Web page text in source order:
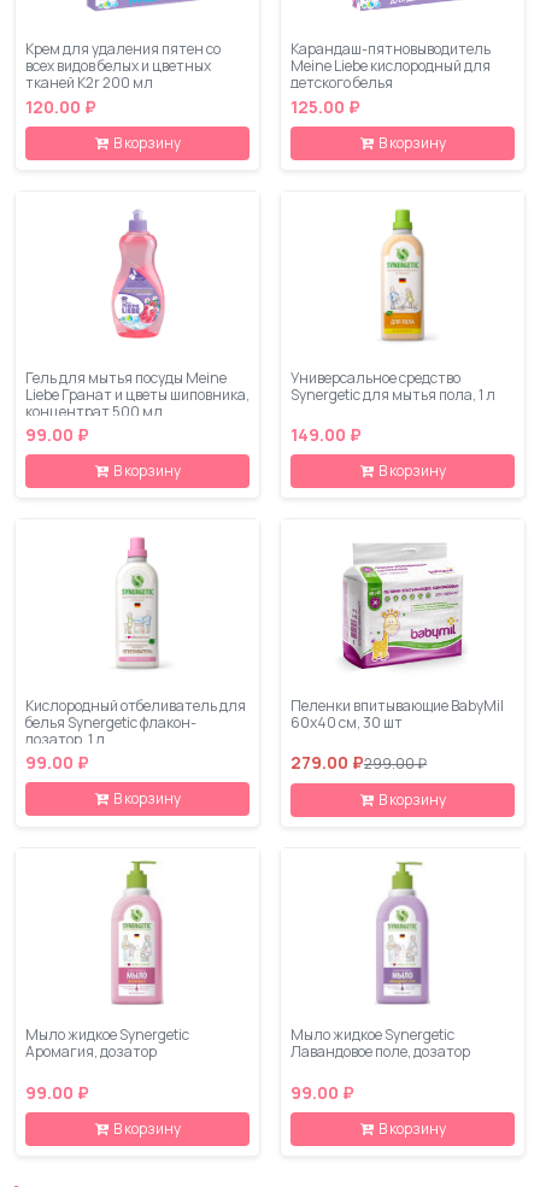
Крем для удаления пятен со
всех видов белых и цветных
тканей К2r 200 мл
120.00 ₽
В корзину
Карандаш-пятновыводитель
Meine Liebe кислородный для
детского белья
125.00 ₽
В корзину
Гель для мытья посуды Meine
Liebe Гранат и цветы шиповника,
концентрат 500 мл
99.00 ₽
В корзину
Универсальное средство
Synergetic для мытья пола, 1 л
149.00 ₽
В корзину
Кислородный отбеливатель для
белья Synergetic флакон-
дозатор, 1 л
99.00 ₽
В корзину
Пеленки впитывающие BabyMil
60х40 см, 30 шт
279.00 ₽299.00 ₽
В корзину
Мыло жидкое Synergetic
Аромагия, дозатор
99.00 ₽
В корзину
Мыло жидкое Synergetic
Лавандовое поле, дозатор
99.00 ₽
В корзину